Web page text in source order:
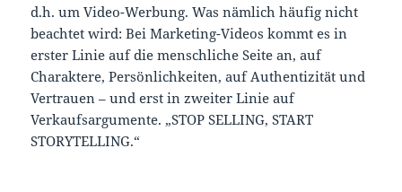
d.h. um Video-Werbung. Was nämlich häufig nicht
beachtet wird: Bei Marketing-Videos kommt es in
erster Linie auf die menschliche Seite an, auf
Charaktere, Persönlichkeiten, auf Authentizität und
Vertrauen – und erst in zweiter Linie auf
Verkaufsargumente. „STOP SELLING, START
STORYTELLING.“